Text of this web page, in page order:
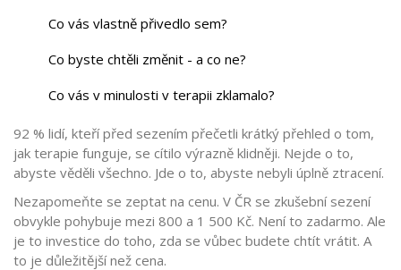
Co vás vlastně přivedlo sem?
Co byste chtěli změnit - a co ne?
Co vás v minulosti v terapii zklamalo?
92 % lidí, kteří před sezením přečetli krátký přehled o tom,
jak terapie funguje, se cítilo výrazně klidněji. Nejde o to,
abyste věděli všechno. Jde o to, abyste nebyli úplně ztracení.
Nezapomeňte se zeptat na cenu. V ČR se zkušební sezení
obvykle pohybuje mezi 800 a 1 500 Kč. Není to zadarmo. Ale
je to investice do toho, zda se vůbec budete chtít vrátit. A
to je důležitější než cena.